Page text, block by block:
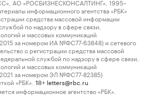
АО «РОСБИЗНЕСКОНСАЛТИНГ», 1995–
информационного агентства «РБК»
средства массовой информации
по надзору в сфере связи,
и массовых коммуникаций
за номером ИА №ФС77-63848) и сетевого
о регистрации средства массовой
службой по надзору в сфере связи,
и массовых коммуникаций
за номером ЭЛ №ФС77-82385)
«РБК».
18+ letters@rbc.ru
информационное агентство «РБК».